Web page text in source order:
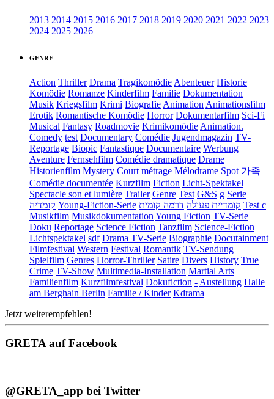
2013 2014 2015 2016 2017 2018 2019 2020 2021 2022 2023
2024 2025 2026
GENRE
Action Thriller Drama Tragikomödie Abenteuer Historie
Komödie Romanze Kinderfilm Familie Dokumentation
Musik Kriegsfilm Krimi Biografie Animation Animationsfilm
Erotik Romantische Komödie Horror Dokumentarfilm Sci-Fi
Musical Fantasy Roadmovie Krimikomödie Animation.
Comedy test Documentary Comédie Jugendmagazin TV-
Reportage Biopic Fantastique Documentaire Werbung
Aventure Fernsehfilm Comédie dramatique Drame
Historienfilm Mystery Court métrage Mélodrame Spot 가족
Comédie documentée Kurzfilm Fiction Licht-Spektakel
Spectacle son et lumière Trailer Genre Test G&S g Serie
קומדיה Young-Fiction-Serie קומדיית פעולה דרמה קומית
Test c
Musikfilm Musikdokumentation Young Fiction TV-Serie
Doku Reportage Science Fiction Tanzfilm Science-Fiction
Lichtspektakel sdf Drama TV-Serie Biographie Docutainment
Filmfestival Western Festival Romantik TV-Sendung
Spielfilm Genres Horror-Thriller Satire Divers History True
Crime TV-Show Multimedia-Installation Martial Arts
Familienfilm Kurzfilmfestival Dokufiction - Austellung Halle
am Berghain Berlin Familie / Kinder Kdrama
Jetzt weiterempfehlen!
GRETA auf Facebook
@GRETA_app bei Twitter